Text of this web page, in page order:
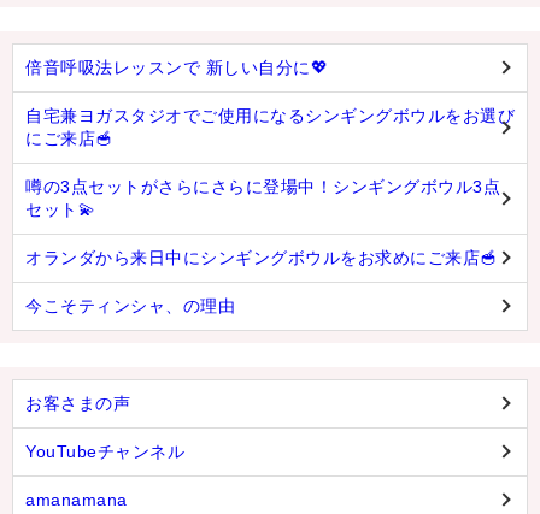
倍音呼吸法レッスンで 新しい自分に💖
自宅兼ヨガスタジオでご使用になるシンギングボウルをお選び
にご来店🥣
噂の3点セットがさらにさらに登場中！シンギングボウル3点
セット💫
オランダから来日中にシンギングボウルをお求めにご来店🥣
今こそティンシャ、の理由
お客さまの声
YouTubeチャンネル
amanamana